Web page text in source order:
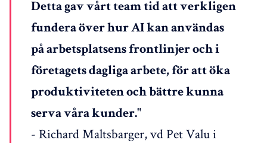
Detta gav vårt team tid att verkligen
fundera över hur AI kan användas
på arbetsplatsens frontlinjer och i
företagets dagliga arbete, för att öka
produktiviteten och bättre kunna
serva våra kunder."
- Richard Maltsbarger, vd Pet Valu i